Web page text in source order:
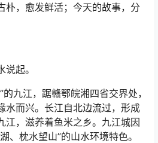
朴，愈发鲜活；今天的故事，分
起。
九江，踞赣鄂皖湘四省交界处，
水而兴。长江自北边流过，形成
江，滋养着鱼米之乡。九江城因
、枕水望山”的山水环境特色。